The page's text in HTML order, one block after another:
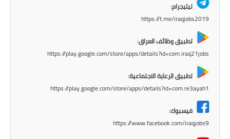
المرحلة الاعدادية
تيليجرام:
https://t.me/iraqjobs2019
تطبيق وظائف العراق:
https://play.google.com/store/apps/details?id=com.iraq21jobs
تطبيق الرعاية الاجتماعية:
https://play.google.com/store/apps/details?id=com.re3ayah1
فيسبوك:
https://www.facebook.com/iraqjobs9